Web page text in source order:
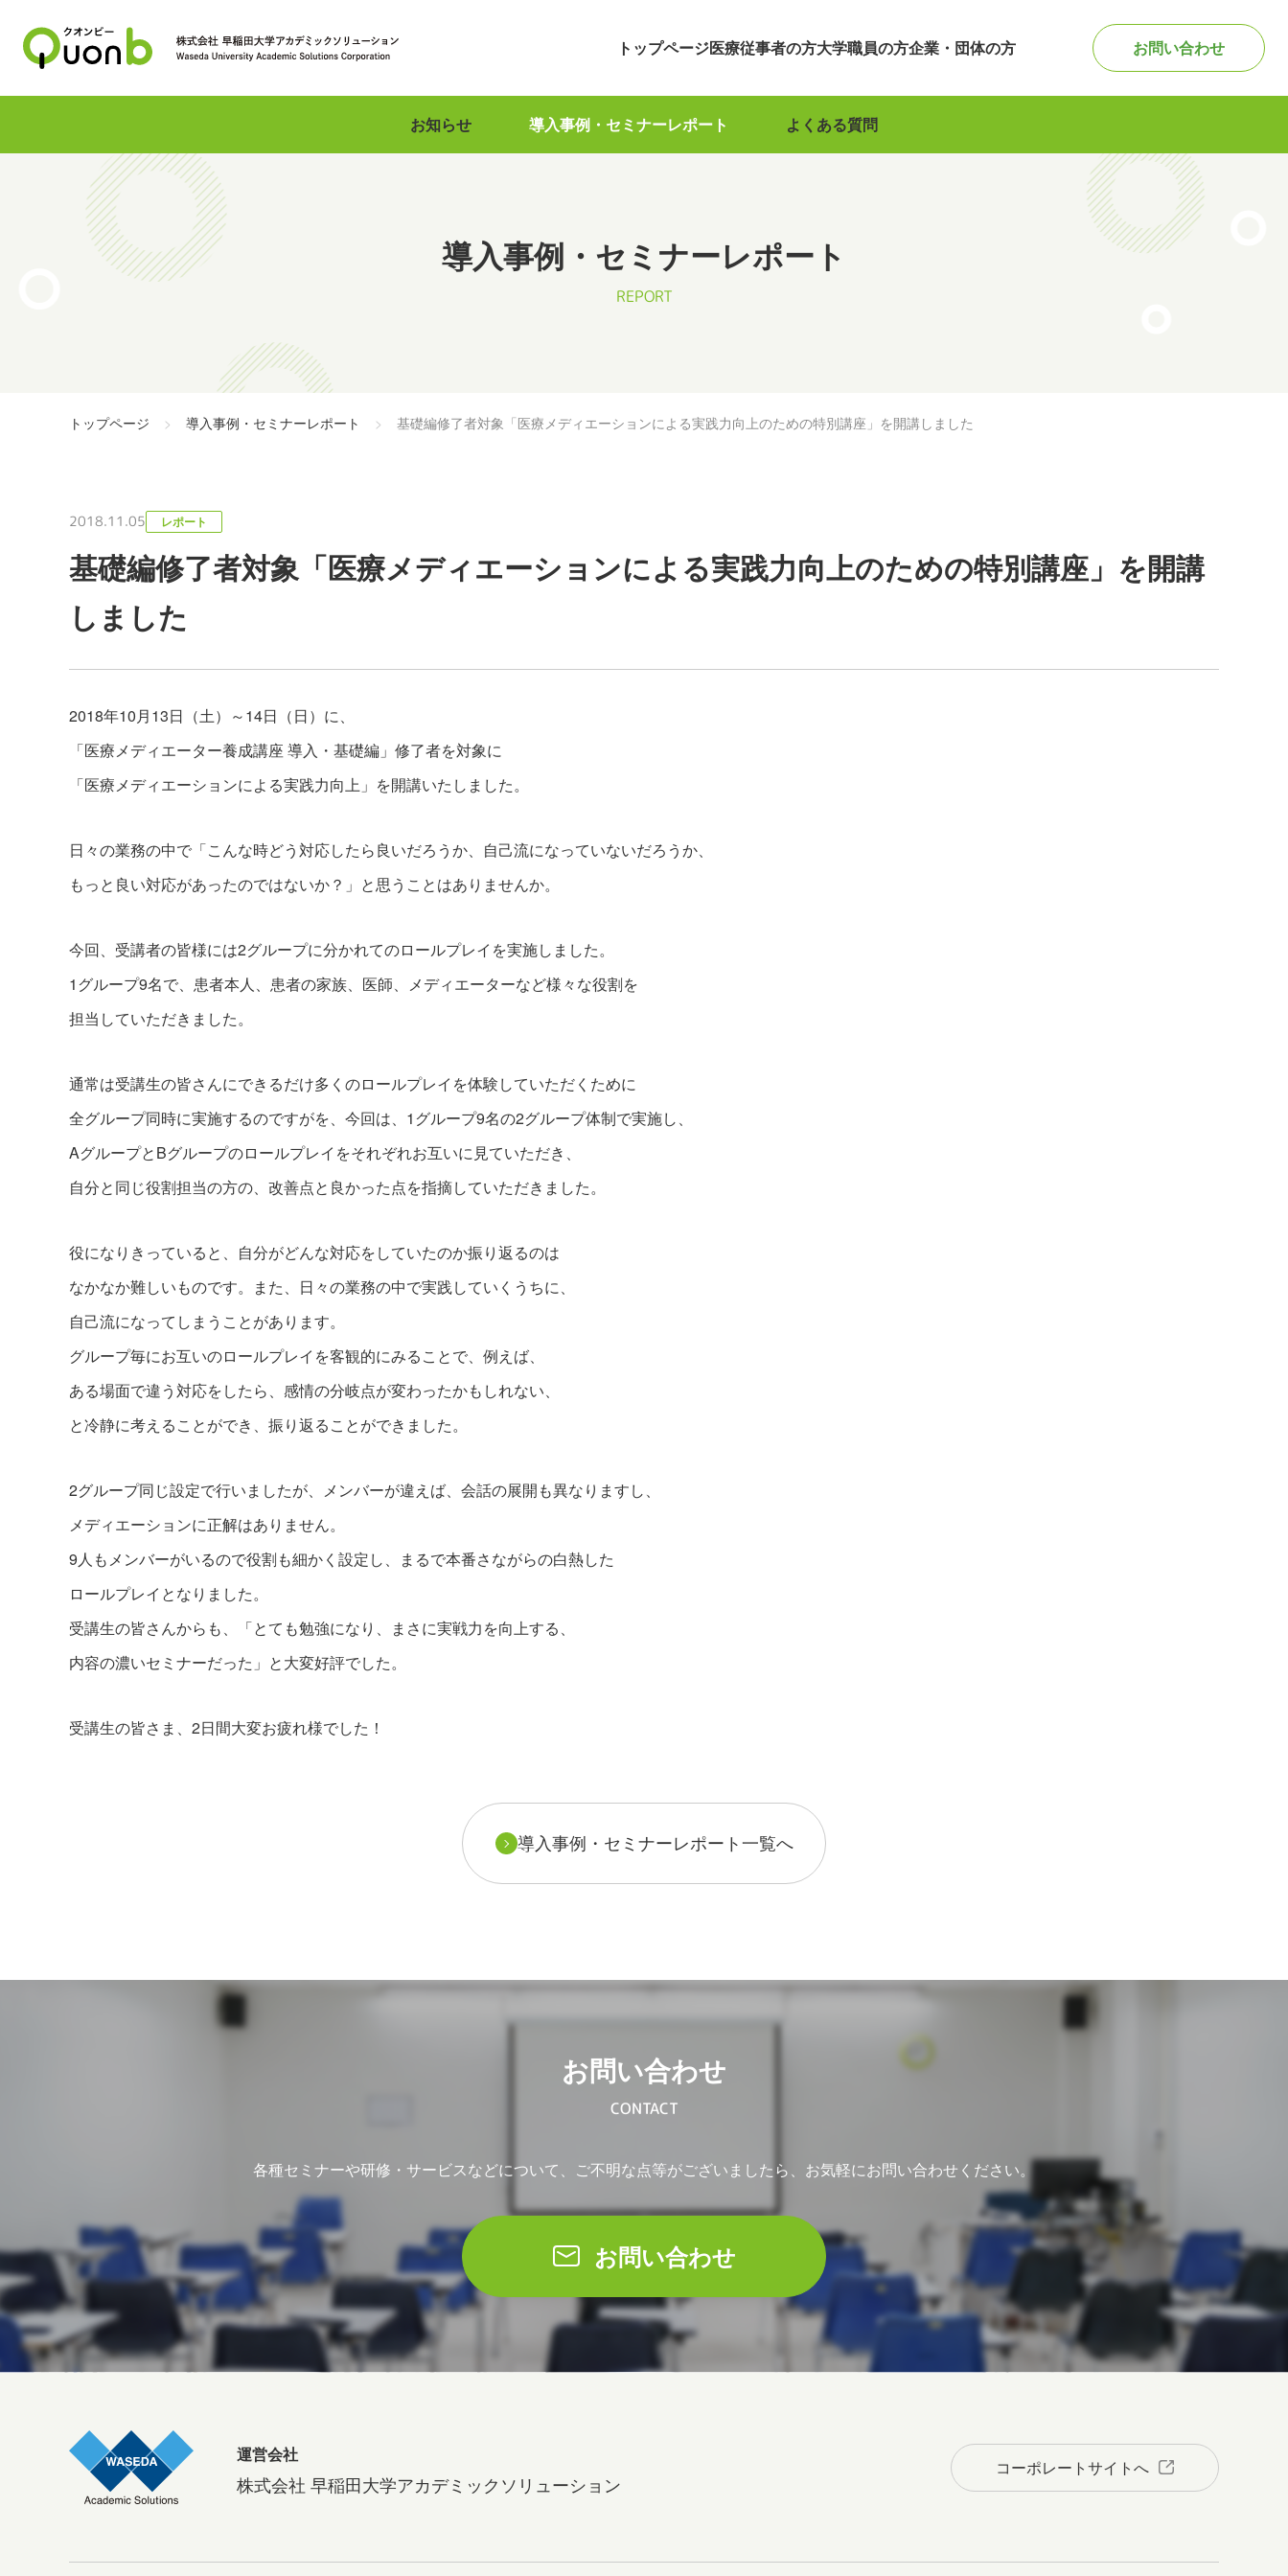
トップページ医療従事者の方大学職員の方企業・団体の方 お問い合わせ
お知らせ 導入事例・セミナーレポート よくある質問
導入事例・セミナーレポート
REPORT
トップページ 導入事例・セミナーレポート 基礎編修了者対象「医療メディエーションによる実践力向上のための特別講座」を開講しました
2018.11.05 レポート
基礎編修了者対象「医療メディエーションによる実践力向上のための特別講座」を開講
しました
2018年10月13日（土）～14日（日）に、
「医療メディエーター養成講座 導入・基礎編」修了者を対象に
「医療メディエーションによる実践力向上」を開講いたしました。
日々の業務の中で「こんな時どう対応したら良いだろうか、自己流になっていないだろうか、
もっと良い対応があったのではないか？」と思うことはありませんか。
今回、受講者の皆様には2グループに分かれてのロールプレイを実施しました。
1グループ9名で、患者本人、患者の家族、医師、メディエーターなど様々な役割を
担当していただきました。
通常は受講生の皆さんにできるだけ多くのロールプレイを体験していただくために
全グループ同時に実施するのですがを、今回は、1グループ9名の2グループ体制で実施し、
AグループとBグループのロールプレイをそれぞれお互いに見ていただき、
自分と同じ役割担当の方の、改善点と良かった点を指摘していただきました。
役になりきっていると、自分がどんな対応をしていたのか振り返るのは
なかなか難しいものです。また、日々の業務の中で実践していくうちに、
自己流になってしまうことがあります。
グループ毎にお互いのロールプレイを客観的にみることで、例えば、
ある場面で違う対応をしたら、感情の分岐点が変わったかもしれない、
と冷静に考えることができ、振り返ることができました。
2グループ同じ設定で行いましたが、メンバーが違えば、会話の展開も異なりますし、
メディエーションに正解はありません。
9人もメンバーがいるので役割も細かく設定し、まるで本番さながらの白熱した
ロールプレイとなりました。
受講生の皆さんからも、「とても勉強になり、まさに実戦力を向上する、
内容の濃いセミナーだった」と大変好評でした。
受講生の皆さま、2日間大変お疲れ様でした！
導入事例・セミナーレポート一覧へ
お問い合わせ
CONTACT
各種セミナーや研修・サービスなどについて、ご不明な点等がございましたら、お気軽にお問い合わせください。
お問い合わせ
運営会社
株式会社 早稲田大学アカデミックソリューション
コーポレートサイトへ